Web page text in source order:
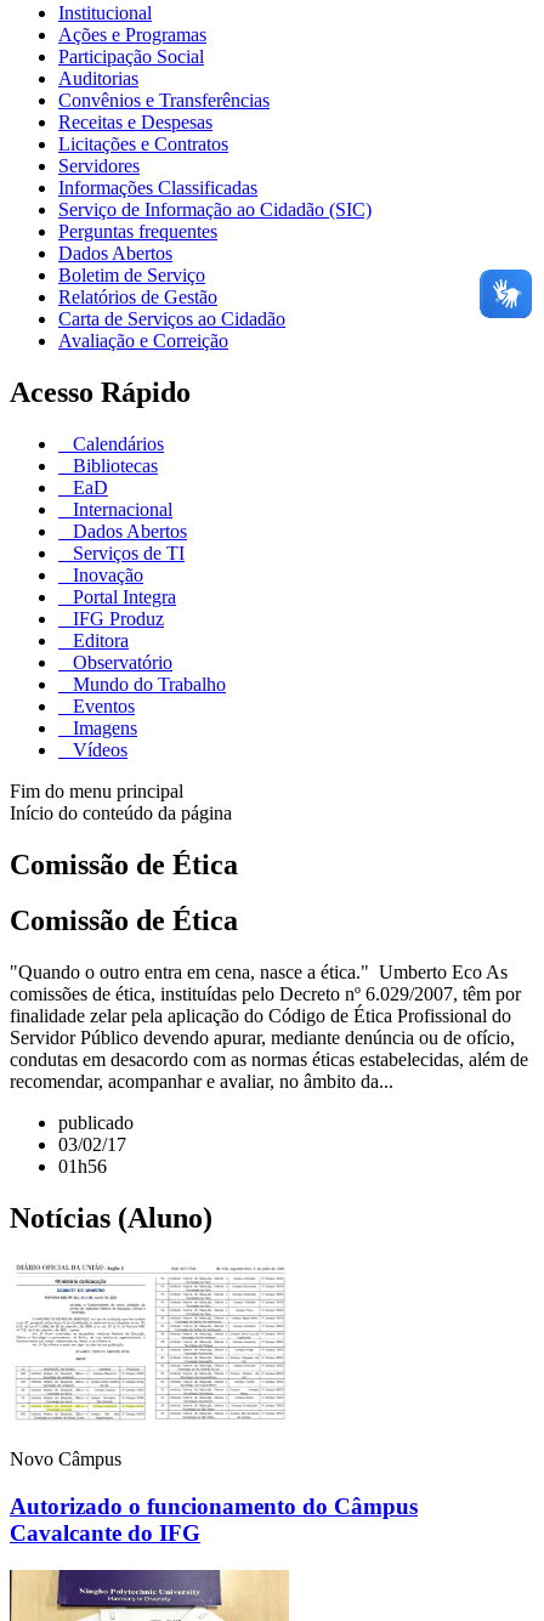
Institucional
Ações e Programas
Participação Social
Auditorias
Convênios e Transferências
Receitas e Despesas
Licitações e Contratos
Servidores
Informações Classificadas
Serviço de Informação ao Cidadão (SIC)
Perguntas frequentes
Dados Abertos
Boletim de Serviço
Relatórios de Gestão
Carta de Serviços ao Cidadão
Avaliação e Correição
Acesso Rápido
Calendários
Bibliotecas
EaD
Internacional
Dados Abertos
Serviços de TI
Inovação
Portal Integra
IFG Produz
Editora
Observatório
Mundo do Trabalho
Eventos
Imagens
Vídeos
Fim do menu principal
Início do conteúdo da página
Comissão de Ética
Comissão de Ética
"Quando o outro entra em cena, nasce a ética." Umberto Eco As
comissões de ética, instituídas pelo Decreto nº 6.029/2007, têm por
finalidade zelar pela aplicação do Código de Ética Profissional do
Servidor Público devendo apurar, mediante denúncia ou de ofício,
condutas em desacordo com as normas éticas estabelecidas, além de
recomendar, acompanhar e avaliar, no âmbito da...
publicado
03/02/17
01h56
Notícias (Aluno)
Novo Câmpus
Autorizado o funcionamento do Câmpus
Cavalcante do IFG